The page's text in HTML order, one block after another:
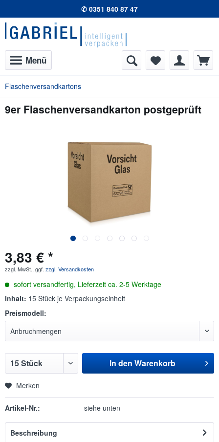
✆ 0351 840 87 47
Menü
Flaschenversandkartons
9er Flaschenversandkarton postgeprüft
3,83 € *
zzgl. MwSt., ggf. zzgl. Versandkosten
sofort versandfertig, Lieferzeit ca. 2-5 Werktage
Inhalt: 15 Stück je Verpackungseinheit
Preismodell:
In den Warenkorb
Merken
Artikel-Nr.: siehe unten
Beschreibung